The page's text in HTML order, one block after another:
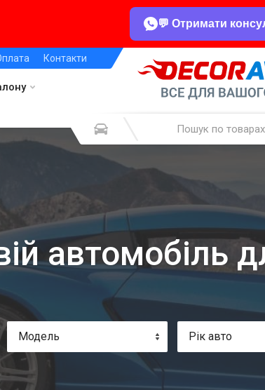
💬 Отримати
Контакти
автомобіль
Модель Рік авто